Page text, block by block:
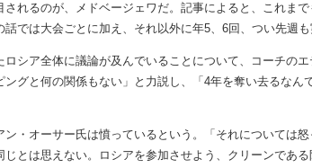
れるのが、メドベージェワだ。記事によると、これま
では大会ごとに加え、それ以外に年5、6回、つい先週も
シア全体に議論が及んでいることについて、コーチの
ングと何の関係もない」と力説し、「4年を奪い去るなん
・オーサー氏は憤っているという。「それについては
とは思えない。ロシアを参加させよう、クリーンであ